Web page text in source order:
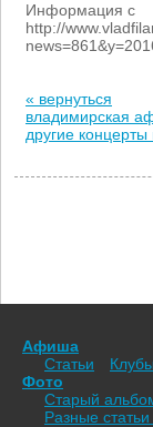
Информация с
http://
« вернуться
владимирская
другие
Афиша
Статьи
Клубы
Фото
Старый
Разные